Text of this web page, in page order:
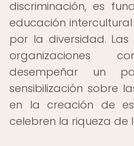
discriminación, es
educación
por la diversidad.
organizaciones
desempeñar un
sensibilización sobre
en la creación de
celebren la riqueza de